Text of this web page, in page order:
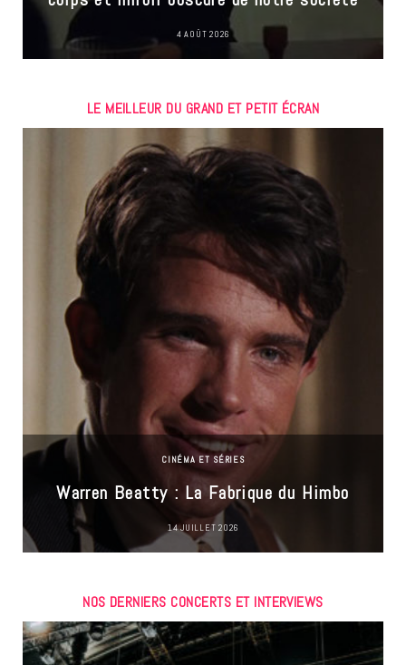
4 AOÛT 2026
LE MEILLEUR DU GRAND ET PETIT ÉCRAN
CINÉMA ET SÉRIES
Warren Beatty : La Fabrique du Himbo
14 JUILLET 2026
NOS DERNIERS CONCERTS ET INTERVIEWS